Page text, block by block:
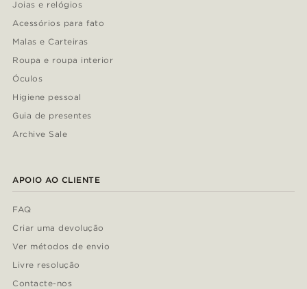
Joias e relógios
Acessórios para fato
Malas e Carteiras
Roupa e roupa interior
Óculos
Higiene pessoal
Guia de presentes
Archive Sale
APOIO AO CLIENTE
FAQ
Criar uma devolução
Ver métodos de envio
Livre resolução
Contacte-nos